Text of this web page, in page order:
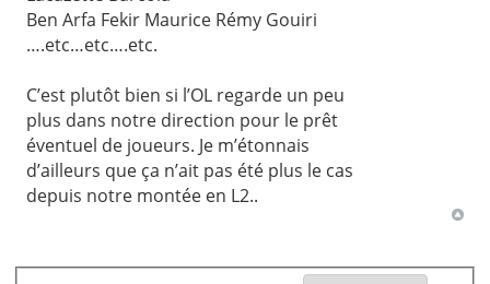
Ben Arfa Fekir Maurice Rémy Gouiri
….etc…etc….etc.
C’est plutôt bien si l’OL regarde un peu
plus dans notre direction pour le prêt
éventuel de joueurs. Je m’étonnais
d’ailleurs que ça n’ait pas été plus le cas
depuis notre montée en L2..